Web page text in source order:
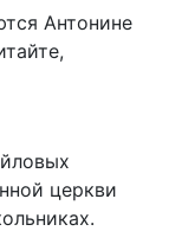
Антонине
церкви